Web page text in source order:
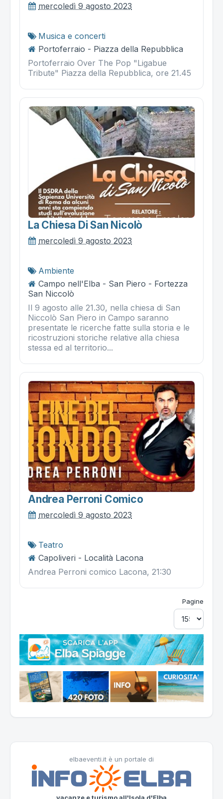
mercoledì 9 agosto 2023
Musica e concerti
Portoferraio - Piazza della Repubblica
Portoferraio Over The Pop "Ligabue
Tribute" Piazza della Repubblica, ore 21.45
La Chiesa Di San Nicolò
mercoledì 9 agosto 2023
Ambiente
Campo nell'Elba - San Piero - Fortezza
San Niccolò
Il 9 agosto alle 21.30, nella chiesa di San
Niccolò San Piero in Campo saranno
presentate le ricerche fatte sulla storia e le
ricostruzioni storiche relative alla chiesa
stessa ed al territorio...
Andrea Perroni Comico
mercoledì 9 agosto 2023
Teatro
Capoliveri - Località Lacona
Andrea Perroni comico Lacona, 21:30
Pagine
elbaeventi.it è un portale di
vacanze e turismo all'Isola d'Elba